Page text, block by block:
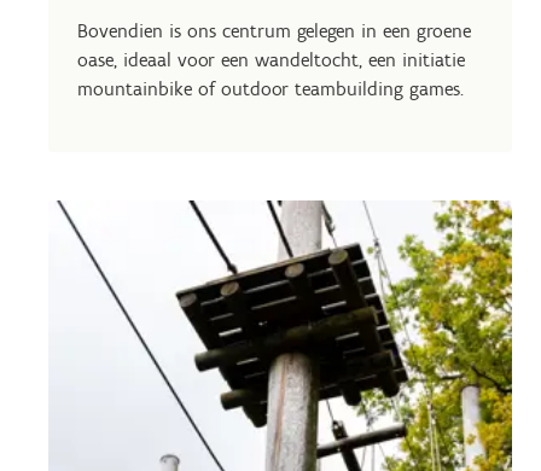
Bovendien is ons centrum gelegen in een groene
oase, ideaal voor een wandeltocht, een initiatie
mountainbike of outdoor teambuilding games.